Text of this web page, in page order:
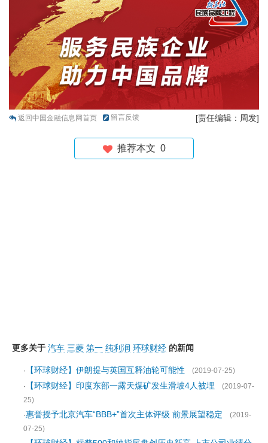
返回中国金融信息网首页 留言反馈 [责任编辑：周发]
推荐本文 0
更多关于 汽车 三菱 第一 纯利润 环球财经 的新闻
· 【环球财经】伊朗提与英国互释油轮可能性
(2019-07-25)
·
【环球财经】印度东部一露天煤矿发生滑坡4人被埋
(2019-07-
25)
·惠誉授予北京汽车“BBB+”首次主体评级 前景展望稳定
(2019-
07-25)